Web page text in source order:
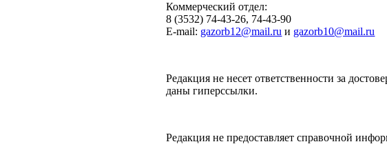
Коммерческий отдел:
8 (3532) 74-43-26, 74-43-90
E-mail: gazorb12@mail.ru и gazorb10@mail.ru
Редакция не несет ответственности за
даны гиперссылки.
Редакция не предоставляет справочной